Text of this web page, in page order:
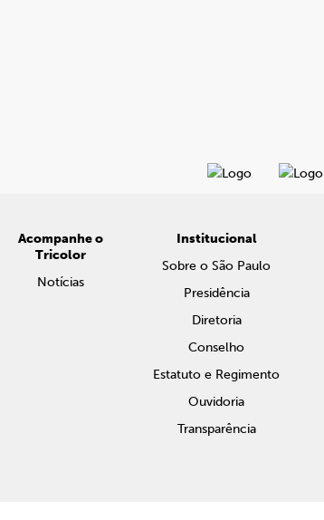
Acompanhe o
Tricolor
Notícias
Institucional
Sobre o São Paulo
Presidência
Diretoria
Conselho
Estatuto e Regimento
Ouvidoria
Transparência